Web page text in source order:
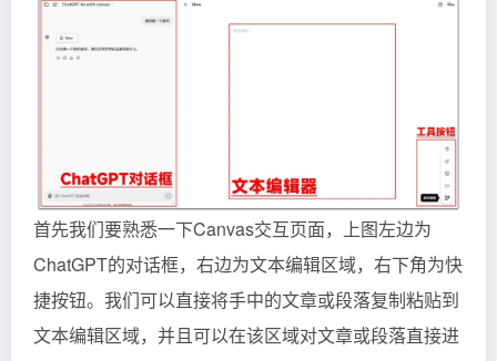
首先我们要熟悉一下Canvas交互页面，上图左边为
ChatGPT的对话框，右边为文本编辑区域，右下角为快
捷按钮。我们可以直接将手中的文章或段落复制粘贴到
文本编辑区域，并且可以在该区域对文章或段落直接进